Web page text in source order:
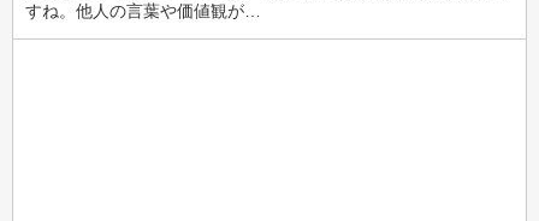
すね。他人の言葉や価値観が…